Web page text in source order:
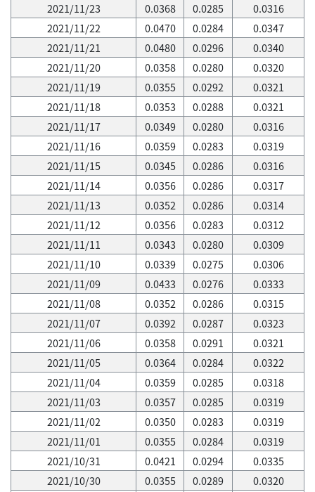
2021/11/23
0.0368 0.0285
0.0316
2021/11/22
0.0470 0.0284
0.0347
2021/11/21
0.0480 0.0296
0.0340
2021/11/20
0.0358 0.0280
0.0320
2021/11/19
0.0355 0.0292
0.0321
2021/11/18
0.0353 0.0288
0.0321
2021/11/17
0.0349 0.0280
0.0316
2021/11/16
0.0359 0.0283
0.0319
2021/11/15
0.0345 0.0286
0.0316
2021/11/14
0.0356 0.0286
0.0317
2021/11/13
0.0352 0.0286
0.0314
2021/11/12
0.0356 0.0283
0.0312
2021/11/11
0.0343 0.0280
0.0309
2021/11/10
0.0339 0.0275
0.0306
2021/11/09
0.0433 0.0276
0.0333
2021/11/08
0.0352 0.0286
0.0315
2021/11/07
0.0392 0.0287
0.0323
2021/11/06
0.0358 0.0291
0.0321
2021/11/05
0.0364 0.0284
0.0322
2021/11/04
0.0359 0.0285
0.0318
2021/11/03
0.0357 0.0285
0.0319
2021/11/02
0.0350 0.0283
0.0319
2021/11/01
0.0355 0.0284
0.0319
2021/10/31
0.0421 0.0294
0.0335
2021/10/30
0.0355 0.0289
0.0320